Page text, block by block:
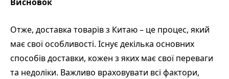
Отже, доставка товарів з Китаю – це процес, який
має свої особливості. Існує декілька основних
способів доставки, кожен з яких має свої переваги
та недоліки. Важливо враховувати всі фактори,